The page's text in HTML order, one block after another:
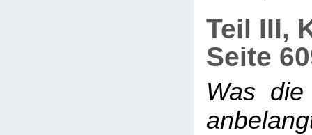
Teil III,
Seite
Was die